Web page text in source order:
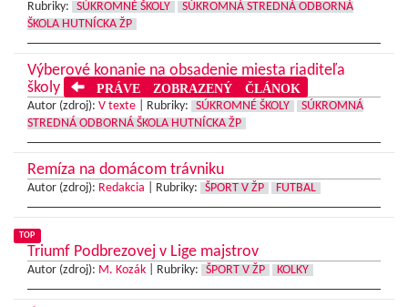
Rubriky:
SÚKROMNÉ ŠKOLY
SÚKROMNÁ STREDNÁ ODBORNÁ
ŠKOLA HUTNÍCKA ŽP
Výberové konanie na obsadenie miesta riaditeľa
školy
PRÁVE ZOBRAZENÝ ČLÁNOK
Autor (zdroj): V texte Rubriky: SÚKROMNÉ ŠKOLY
SÚKROMNÁ
STREDNÁ ODBORNÁ ŠKOLA HUTNÍCKA ŽP
Remíza na domácom trávniku
Autor (zdroj): Redakcia Rubriky: ŠPORT V ŽP FUTBAL
TOP
Triumf Podbrezovej v Lige majstrov
Autor (zdroj): M. Kozák Rubriky: ŠPORT V ŽP KOLKY